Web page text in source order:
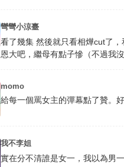
彎彎小涼臺
看了幾集 然後就只看相燁cut了
恩大吧，繼母有點子慘（不過我
momo
給每一個罵女主的彈幕點了贊。
我不李姐
實在分不清誰是女一，我以為男